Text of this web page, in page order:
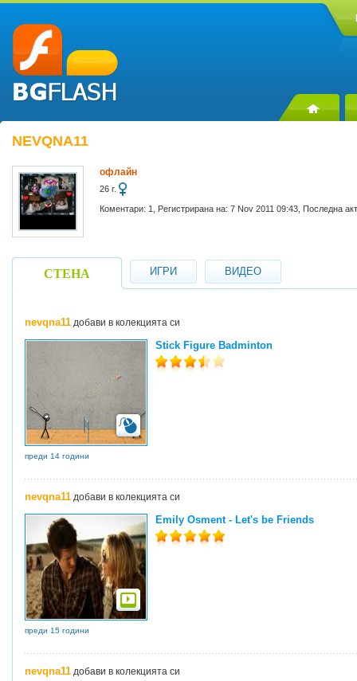
NEVQNA11
офлайн
26 г.
Коментари: 1, Регистрирана на: 7 Nov 2011 09:43, Последна
СТЕНА ИГРИ ВИДЕО
nevqna11 добави в колекцията си
Stick Figure Badminton
преди 14 години
nevqna11 добави в колекцията си
Emily Osment - Let's be Friends
преди 15 години
nevqna11 добави в колекцията си